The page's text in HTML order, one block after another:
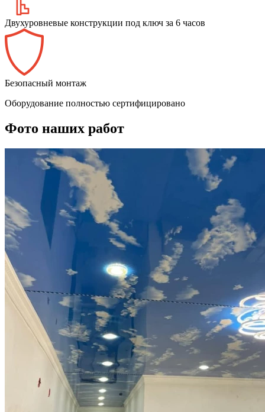
Двухуровневые конструкции под ключ за 6 часов
Безопасный монтаж
Оборудование полностью сертифицировано
Фото наших работ